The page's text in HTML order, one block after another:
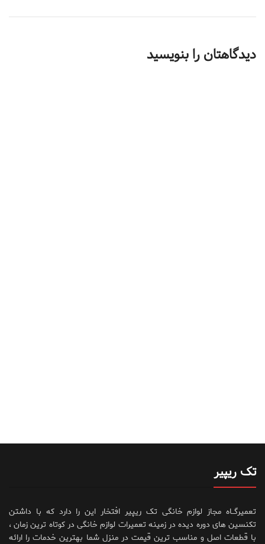
دیدگاهتان را بنویسید
تک ریپیر
تعمیرگــاه مجاز لوازم خانگی تک ریپیر افتخار این را دارد که با داشتن
تکنسین های دوره دیده در زمینه تعمیرات لوازم خانگی در کوتاه ترین زمان ،
با قطعات اصل و مناسب ترین قیمت در منزل شما بهترین خدمات را ارائه